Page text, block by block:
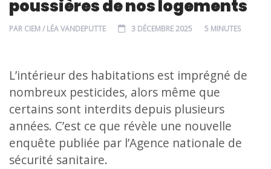
poussières de nos logements
PAR CIEM / LÉA VANDEPUTTE 3 DÉCEMBRE 2025 5 MINUTES
L’intérieur des habitations est imprégné de
nombreux pesticides, alors même que
certains sont interdits depuis plusieurs
années. C’est ce que révèle une nouvelle
enquête publiée par l’Agence nationale de
sécurité sanitaire.